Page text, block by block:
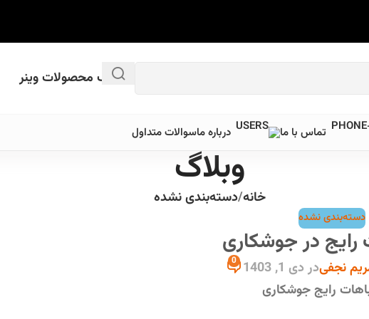
کاتالوگ محصولات وینر
تماس با ما درباره ماسوالات متداول
وبلاگ
خانه دسته‌بندی نشده
دسته‌بندی نشده
رایج در جوشکاری
نجفیدر دی 1, 1403 0